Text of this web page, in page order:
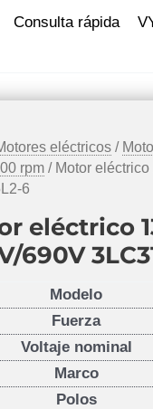
Consulta rápida
eléctricos /
rpm / Motor
6
eléctrico
690V
Modelo
Fuerza
Voltaje nominal
Marco
Polos